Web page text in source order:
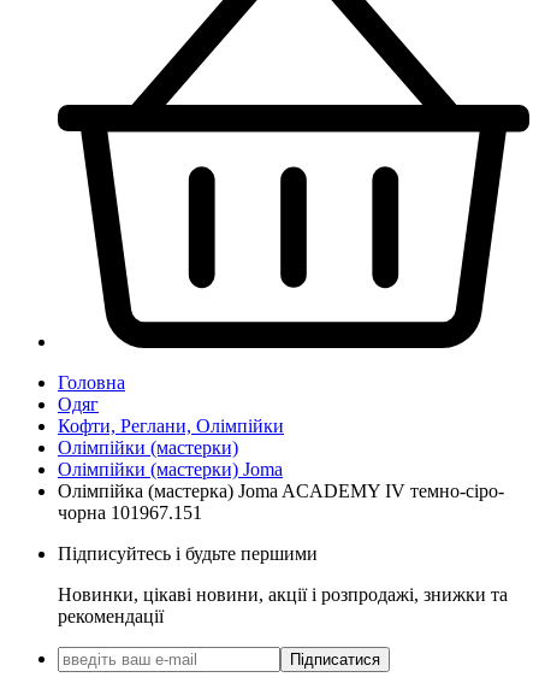
Головна
Одяг
Кофти, Реглани, Олімпійки
Олімпійки (мастерки)
Олімпійки (мастерки) Joma
Олімпійка (мастерка) Joma ACADEMY IV темно-сіро-
чорна 101967.151
Підписуйтесь і будьте першими
Новинки, цікаві новини, акції і розпродажі, знижки та
рекомендації
Підписатися